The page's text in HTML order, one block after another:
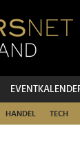
HANDEL TECH